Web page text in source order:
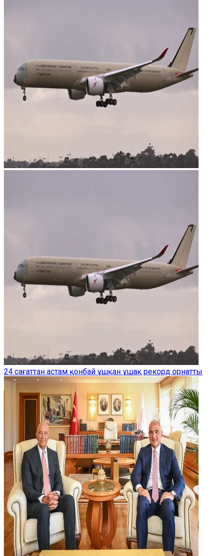
24 сағаттан астам қонбай ұшқан ұшақ рекорд орнатты